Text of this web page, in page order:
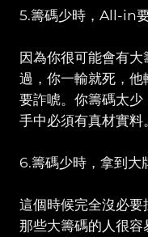
5.籌碼少時，All-in要
因為你很可能會有
過，你一輸就死，
要詐唬。你籌碼太
手中必須有真材實料。
6.籌碼少時，拿到大
這個時候完全沒必要
那些大籌碼的人很容